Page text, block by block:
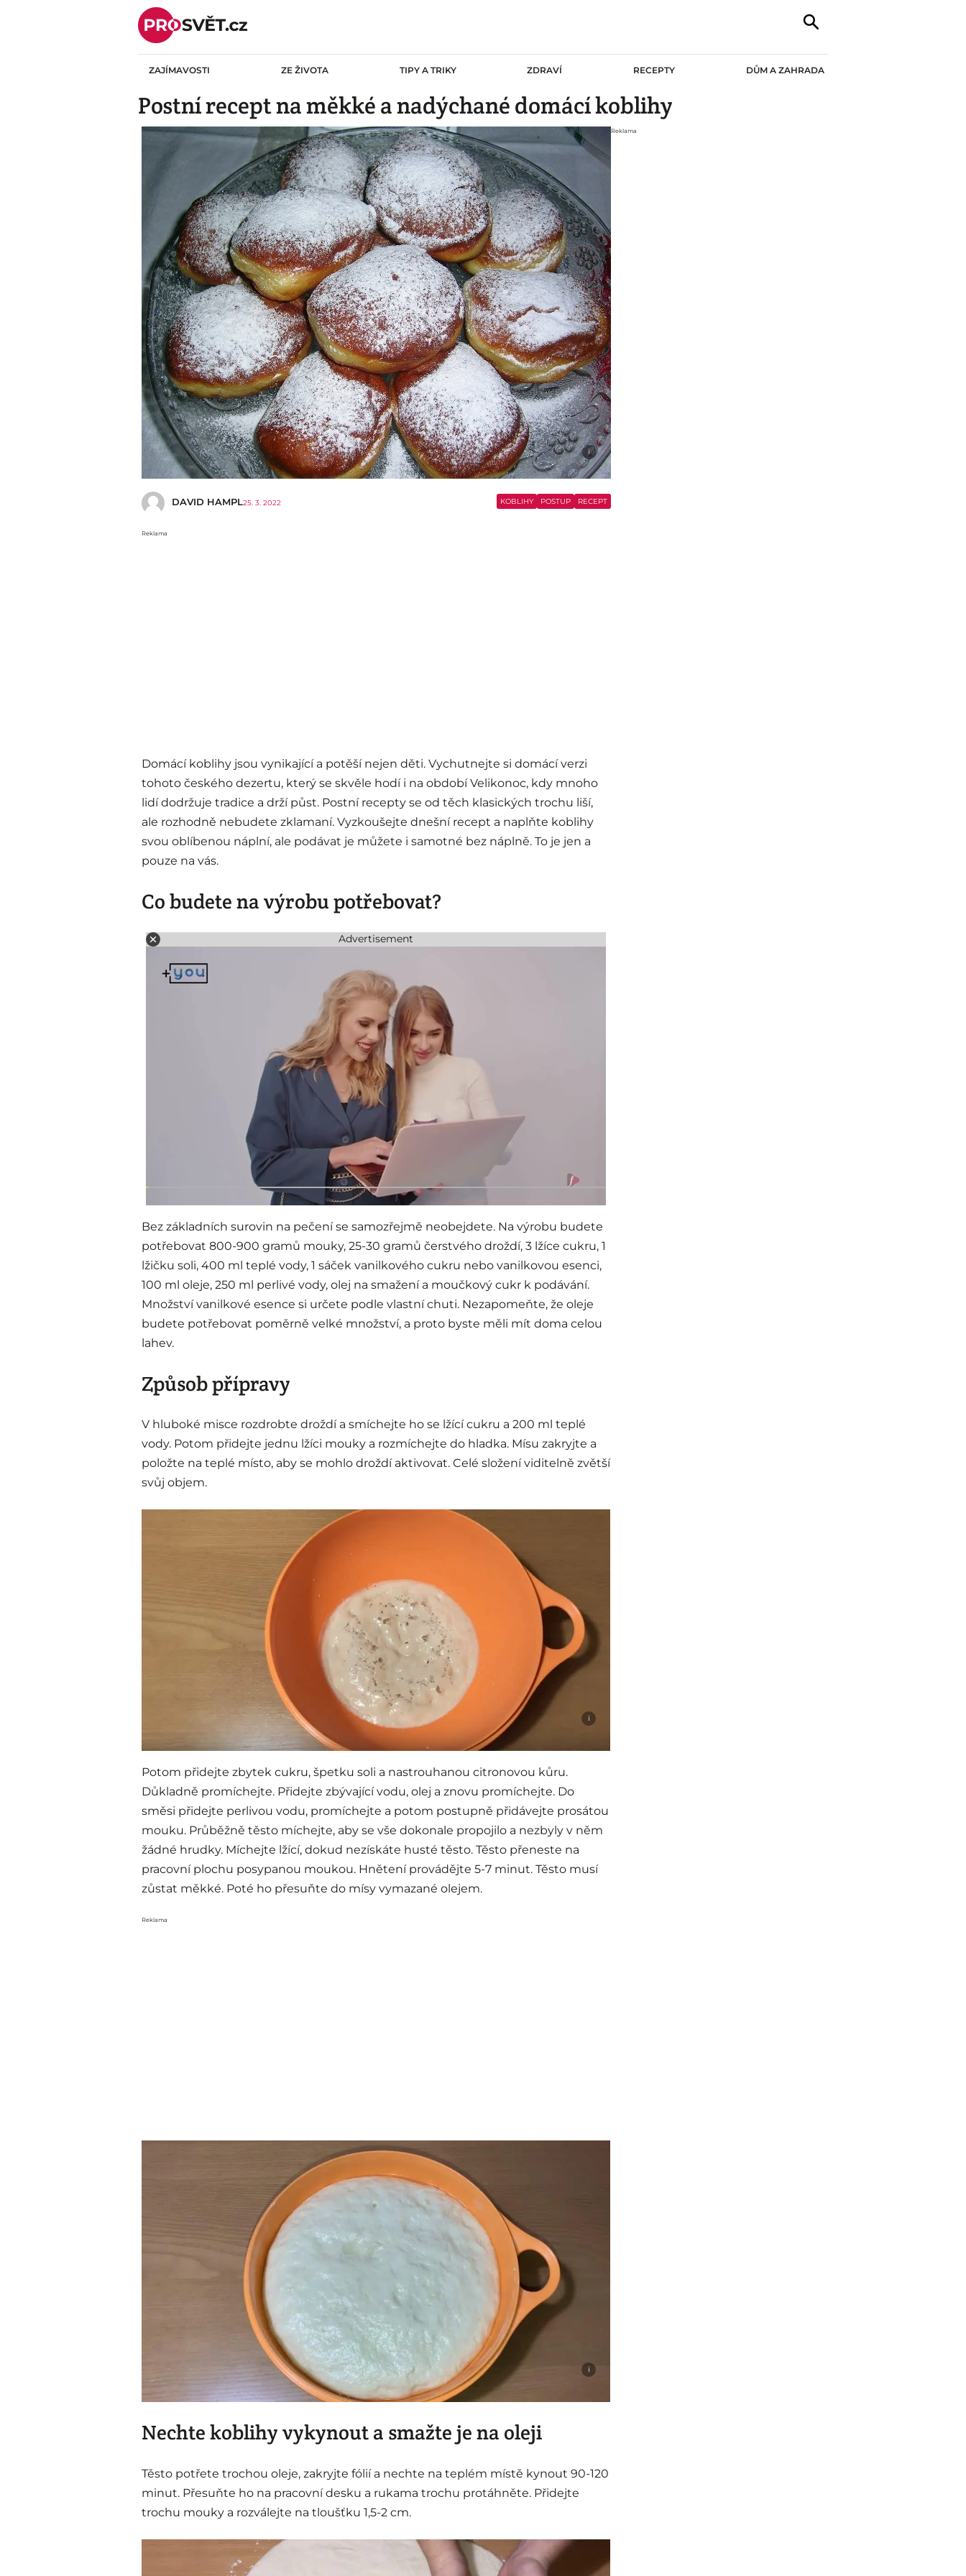
Skip
content
ZAJÍMAVOSTI ZE ŽIVOTA TIPY A TRIKY ZDRAVÍ RECEPTY DŮM A ZAHRADA
Postní recept na měkké a nadýchané domácí koblihy
i
DAVID HAMPL25. 3. 2022 KOBLIHY POSTUP RECEPT
Reklama
Domácí koblihy jsou vynikající a potěší nejen děti. Vychutnejte si domácí verzi
tohoto českého dezertu, který se skvěle hodí i na období Velikonoc, kdy mnoho
lidí dodržuje tradice a drží půst. Postní recepty se od těch klasických trochu liší,
ale rozhodně nebudete zklamaní. Vyzkoušejte dnešní recept a naplňte koblihy
svou oblíbenou náplní, ale podávat je můžete i samotné bez náplně. To je jen a
pouze na vás.
Co budete na výrobu potřebovat?
Advertisement
Bez základních surovin na pečení se samozřejmě neobejdete. Na výrobu budete
potřebovat 800-900 gramů mouky, 25-30 gramů čerstvého droždí, 3 lžíce cukru, 1
lžičku soli, 400 ml teplé vody, 1 sáček vanilkového cukru nebo vanilkovou esenci,
100 ml oleje, 250 ml perlivé vody, olej na smažení a moučkový cukr k podávání.
Množství vanilkové esence si určete podle vlastní chuti. Nezapomeňte, že oleje
budete potřebovat poměrně velké množství, a proto byste měli mít doma celou
lahev.
Způsob přípravy
V hluboké misce rozdrobte droždí a smíchejte ho se lžící cukru a 200 ml teplé
vody. Potom přidejte jednu lžíci mouky a rozmíchejte do hladka. Mísu zakryjte a
položte na teplé místo, aby se mohlo droždí aktivovat. Celé složení viditelně zvětší
svůj objem.
i
Potom přidejte zbytek cukru, špetku soli a nastrouhanou citronovou kůru.
Důkladně promíchejte. Přidejte zbývající vodu, olej a znovu promíchejte. Do
směsi přidejte perlivou vodu, promíchejte a potom postupně přidávejte prosátou
mouku. Průběžně těsto míchejte, aby se vše dokonale propojilo a nezbyly v něm
žádné hrudky. Míchejte lžící, dokud nezískáte husté těsto. Těsto přeneste na
pracovní plochu posypanou moukou. Hnětení provádějte 5-7 minut. Těsto musí
zůstat měkké. Poté ho přesuňte do mísy vymazané olejem.
Reklama
i
Nechte koblihy vykynout a smažte je na oleji
Těsto potřete trochou oleje, zakryjte fólií a nechte na teplém místě kynout 90-120
minut. Přesuňte ho na pracovní desku a rukama trochu protáhněte. Přidejte
trochu mouky a rozválejte na tloušťku 1,5-2 cm.
Reklama